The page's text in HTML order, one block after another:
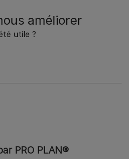
améliorer
utile ?
PRO PLAN®